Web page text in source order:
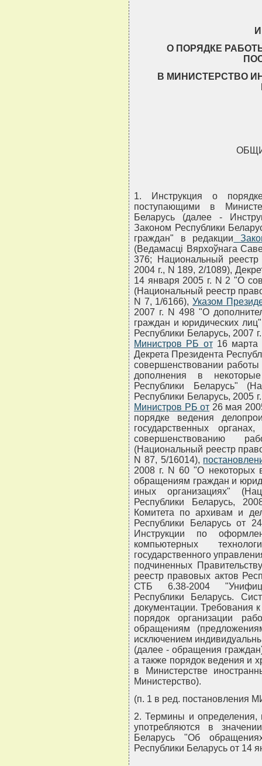
О ПОРЯДКЕ
В МИНИСТЕРСТВО
1. Инструкция о
поступающими в
Беларусь (далее -
Законом Республики
граждан" в редакции
(Ведамасцi Вярхоўнага
376; Национальный реестр
2004 г., N 189, 2/1089),
14 января 2005 г. N 2 "О
(Национальный реестр
N 7, 1/6166), Указом
2007 г. N 498 "О
граждан и юридических
Республики Беларусь, 2007
Министров РБ от16 марта
Декрета Президента
совершенствовании
дополнения в
Республики Беларусь"
Республики Беларусь, 2005
Министров РБ от 26 мая
порядке ведения
государственных
совершенствованию
(Национальный реестр
N 87, 5/16014),
2008 г. N 60 "О некоторых
обращениям граждан и
иных организациях"
Республики Беларусь,
Комитета по архивам и
Республики Беларусь от
Инструкции по
компьютерных
государственного
подчиненных
реестр правовых актов
СТБ 6.38-2004
Республики Беларусь.
документации. Требования
порядок организации
обращениям
исключением
(далее - обращения
а также порядок ведения и
в Министерстве
Министерство).
(п. 1 в ред. постановления
2. Термины и определения,
употребляются в
Беларусь "Об
Республики Беларусь от 14